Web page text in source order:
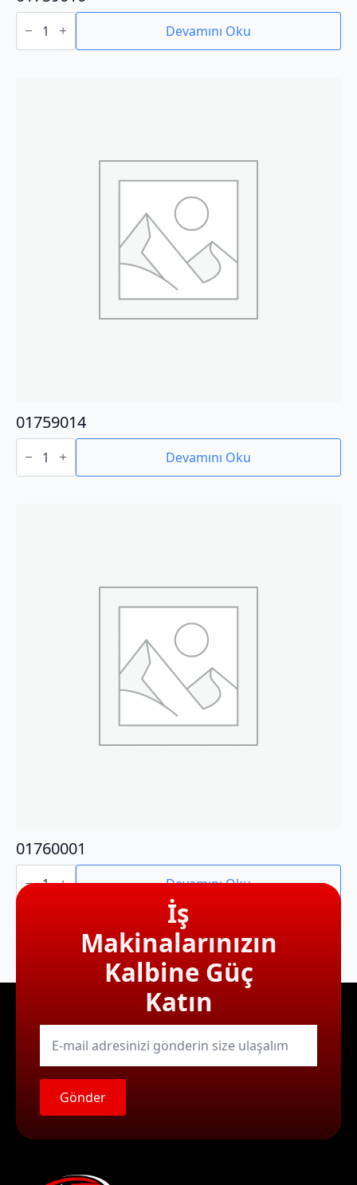
01759010
adet Devamını Oku
01759014
01759014
adet Devamını Oku
01760001
01760001
adet Devamını Oku
İş
Makinalarınızın
Kalbine Güç
Katın
E-
mail
Gönder